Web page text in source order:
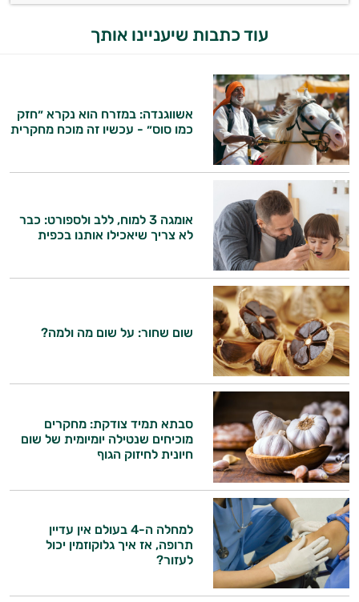
עוד כתבות שיעניינו אותך
אשווגנדה: במזרח הוא נקרא ״חזק
כמו סוס״ - עכשיו זה מוכח מחקרית
אומגה 3 למוח, ללב ולספורט: כבר
לא צריך שיאכילו אותנו בכפית
שום שחור: על שום מה ולמה?
סבתא תמיד צודקת: מחקרים
מוכיחים שנטילה יומיומית של שום
חיונית לחיזוק הגוף
למחלה ה-4 בעולם אין עדיין
תרופה, אז איך גלוקוזמין יכול
לעזור?
היי,
אני יועץ הבריאות האישי AI של טבע בריא.